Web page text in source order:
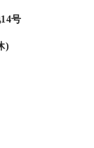
号
)